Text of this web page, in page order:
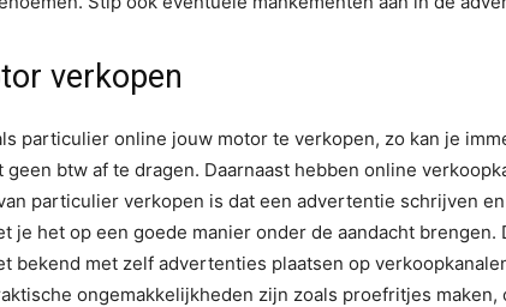
verkopen
particulier online jouw motor te verkopen, zo kan je
btw af te dragen. Daarnaast hebben online
particulier verkopen is dat een advertentie schrijven
je het op een goede manier onder de aandacht brengen.
bekend met zelf advertenties plaatsen op
ongemakkelijkheden zijn zoals proefritjes maken,